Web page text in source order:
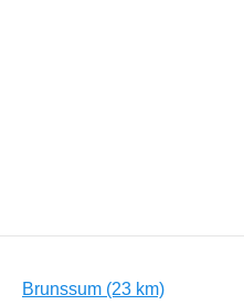
Brunssum (23 km)